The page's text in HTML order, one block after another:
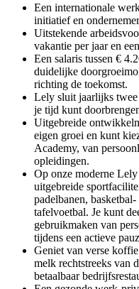
Een internationale
initiatief en
Uitstekende
vakantie per jaar en
Een salaris tussen €
duidelijke
richting de toekomst.
Lely sluit jaarlijks twee
je tijd kunt
Uitgebreide
eigen groei en kunt
Academy, van
opleidingen.
Op onze moderne
uitgebreide
padelbanen,
tafelvoetbal. Je kunt
gebruikmaken van
tijdens een actieve
Geniet van verse
melk rechtstreeks van
betaalbaar